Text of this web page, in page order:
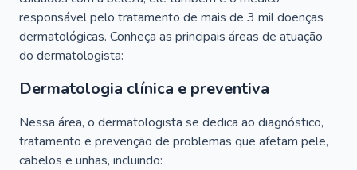
responsável pelo tratamento de mais de 3 mil doenças
dermatológicas. Conheça as principais áreas de atuação
do dermatologista:
Dermatologia clínica e preventiva
Nessa área, o dermatologista se dedica ao diagnóstico,
tratamento e prevenção de problemas que afetam pele,
cabelos e unhas, incluindo: